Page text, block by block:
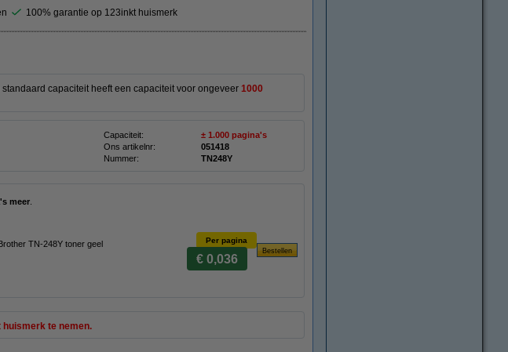
100% garantie op 123inkt huismerk
capaciteit heeft een capaciteit voor ongeveer 1000
Capaciteit:
± 1.000 pagina's
Ons artikelnr:
051418
Nummer: TN248Y
meer
TN-248Y toner geel
Per pagina
€ 0,036
huismerk te nemen.